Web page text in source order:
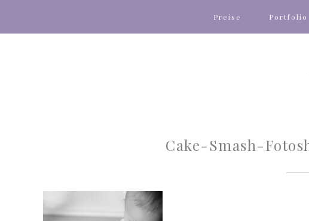
Preise Portfolio
Cake-Smash-